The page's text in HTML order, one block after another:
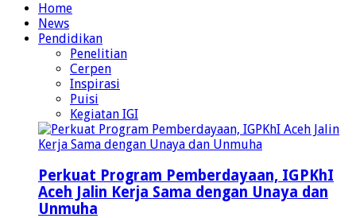
Home
News
Pendidikan
Penelitian
Cerpen
Inspirasi
Puisi
Kegiatan IGI
Perkuat Program Pemberdayaan, IGPKhI
Aceh Jalin Kerja Sama dengan Unaya dan
Unmuha